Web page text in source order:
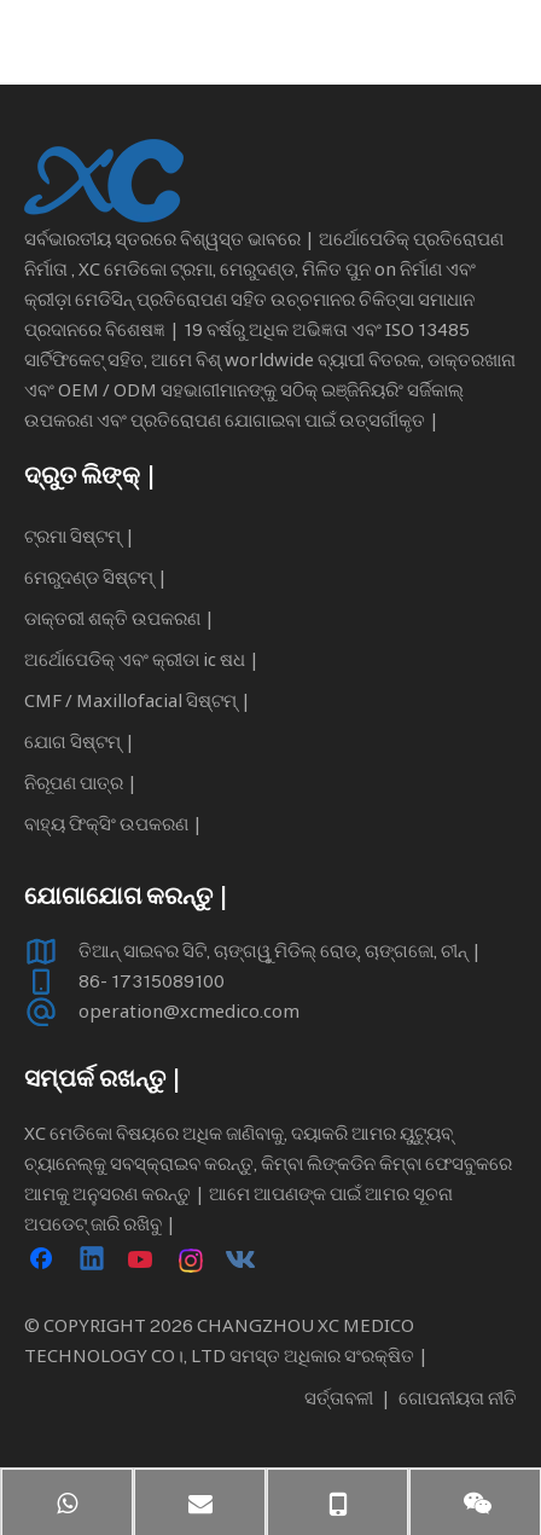
ସର୍ବଭାରତୀୟ ସ୍ତରରେ ବିଶ୍ୱସ୍ତ ଭାବରେ | ଅର୍ଥୋପେଡିକ୍ ପ୍ରତିରୋପଣ
ନିର୍ମାତା , XC ମେଡିକୋ ଟ୍ରମା, ମେରୁଦଣ୍ଡ, ମିଳିତ ପୁନ on ନିର୍ମାଣ ଏବଂ
କ୍ରୀଡ଼ା ମେଡିସିନ୍ ପ୍ରତିରୋପଣ ସହିତ ଉଚ୍ଚମାନର ଚିକିତ୍ସା ସମାଧାନ
ପ୍ରଦାନରେ ବିଶେଷଜ୍ଞ | 19 ବର୍ଷରୁ ଅଧିକ ଅଭିଜ୍ଞତା ଏବଂ ISO 13485
ସାର୍ଟିଫିକେଟ୍ ସହିତ, ଆମେ ବିଶ୍ worldwide ବ୍ୟାପୀ ବିତରକ, ଡାକ୍ତରଖାନା
ଏବଂ OEM / ODM ସହଭାଗୀମାନଙ୍କୁ ସଠିକ୍ ଇଞ୍ଜିନିୟରିଂ ସର୍ଜିକାଲ୍
ଉପକରଣ ଏବଂ ପ୍ରତିରୋପଣ ଯୋଗାଇବା ପାଇଁ ଉତ୍ସର୍ଗୀକୃତ |
ଦ୍ରୁତ ଲିଙ୍କ୍ |
ଟ୍ରମା ସିଷ୍ଟମ୍ |
ମେରୁଦଣ୍ଡ ସିଷ୍ଟମ୍ |
ଡାକ୍ତରୀ ଶକ୍ତି ଉପକରଣ |
ଅର୍ଥୋପେଡିକ୍ ଏବଂ କ୍ରୀଡା ic ଷଧ |
CMF / Maxillofacial ସିଷ୍ଟମ୍ |
ଯୋଗ ସିଷ୍ଟମ୍ |
ନିରୂପଣ ପାତ୍ର |
ବାହ୍ୟ ଫିକ୍ସିଂ ଉପକରଣ |
ଯୋଗାଯୋଗ କରନ୍ତୁ |
ତିଆନ୍ ସାଇବର ସିଟି, ଚାଙ୍ଗୱୁ ମିଡିଲ୍ ରୋଡ୍, ଚାଙ୍ଗଜୋ, ଚୀନ୍ |
86- 17315089100
operation@xcmedico.com
ସମ୍ପର୍କ ରଖନ୍ତୁ |
XC ମେଡିକୋ ବିଷୟରେ ଅଧିକ ଜାଣିବାକୁ, ଦୟାକରି ଆମର ୟୁଟ୍ୟୁବ୍
ଚ୍ୟାନେଲ୍କୁ ସବସ୍କ୍ରାଇବ କରନ୍ତୁ, କିମ୍ବା ଲିଙ୍କଡିନ କିମ୍ବା ଫେସବୁକରେ
ଆମକୁ ଅନୁସରଣ କରନ୍ତୁ | ଆମେ ଆପଣଙ୍କ ପାଇଁ ଆମର ସୂଚନା
ଅପଡେଟ୍ ଜାରି ରଖିବୁ |
© COPYRIGHT 2026 CHANGZHOU XC MEDICO
TECHNOLOGY CO।, LTD ସମସ୍ତ ଅଧିକାର ସଂରକ୍ଷିତ |
ସର୍ତ୍ତାବଳୀ | ଗୋପନୀୟତା ନୀତି